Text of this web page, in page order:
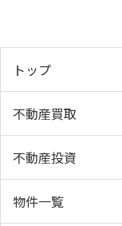
トップ
不動産買取
不動産投資
物件一覧